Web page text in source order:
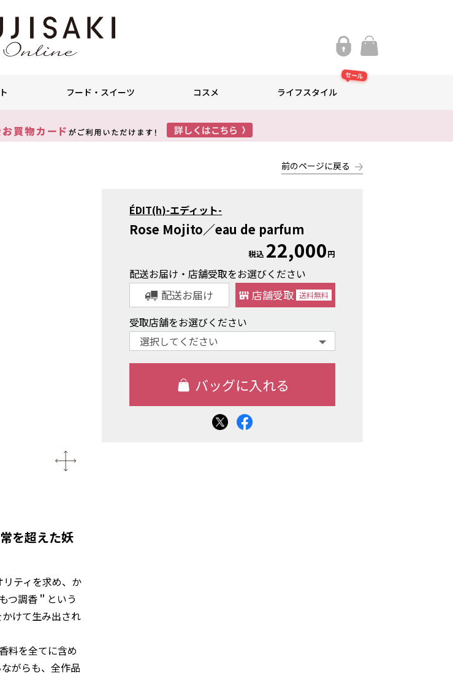
フード・スイーツ コスメ ライフスタイル
セール
前のページに戻る
を超えた妖
ティを求め、か
つ調香＂という
けて生み出され
料を全てに含め
がらも、全作品
ÉDIT(h)-エディット-
Rose Mojito／eau de parfum
税込 22,000円
配送お届け・店舗受取をお選びください
配送お届け 店舗受取 送料無料
受取店舗をお選びください